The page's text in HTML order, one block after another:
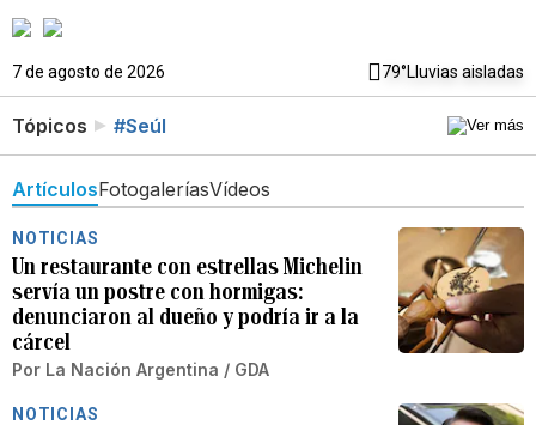
7 de agosto de 2026 79°Lluvias aisladas
Tópicos #Seúl
ArtículosFotogaleríasVídeos
NOTICIAS
Un restaurante con estrellas Michelin
servía un postre con hormigas:
denunciaron al dueño y podría ir a la
cárcel
Por La Nación Argentina / GDA
NOTICIAS